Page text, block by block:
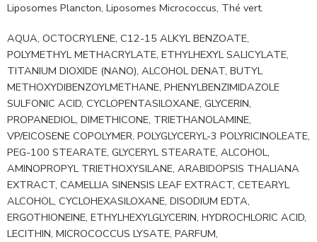
Liposomes Plancton, Liposomes Micrococcus, Thé vert.
AQUA, OCTOCRYLENE, C12-15 ALKYL BENZOATE,
POLYMETHYL METHACRYLATE, ETHYLHEXYL SALICYLATE,
TITANIUM DIOXIDE (NANO), ALCOHOL DENAT, BUTYL
METHOXYDIBENZOYLMETHANE, PHENYLBENZIMIDAZOLE
SULFONIC ACID, CYCLOPENTASILOXANE, GLYCERIN,
PROPANEDIOL, DIMETHICONE, TRIETHANOLAMINE,
VP/EICOSENE COPOLYMER, POLYGLYCERYL-3 POLYRICINOLEATE,
PEG-100 STEARATE, GLYCERYL STEARATE, ALCOHOL,
AMINOPROPYL TRIETHOXYSILANE, ARABIDOPSIS THALIANA
EXTRACT, CAMELLIA SINENSIS LEAF EXTRACT, CETEARYL
ALCOHOL, CYCLOHEXASILOXANE, DISODIUM EDTA,
ERGOTHIONEINE, ETHYLHEXYLGLYCERIN, HYDROCHLORIC ACID,
LECITHIN, MICROCOCCUS LYSATE, PARFUM,